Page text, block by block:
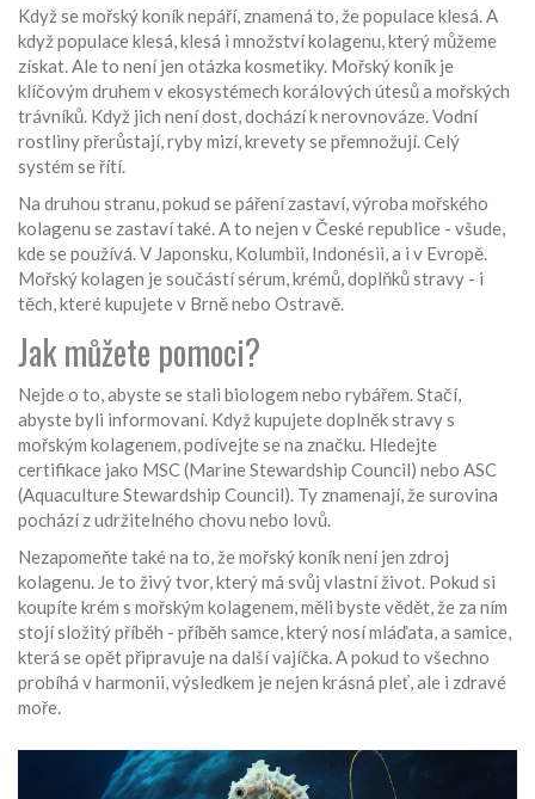
Když se mořský koník nepáří, znamená to, že populace klesá. A
když populace klesá, klesá i množství kolagenu, který můžeme
získat. Ale to není jen otázka kosmetiky. Mořský koník je
klíčovým druhem v ekosystémech korálových útesů a mořských
trávníků. Když jich není dost, dochází k nerovnováze. Vodní
rostliny přerůstají, ryby mizí, krevety se přemnožují. Celý
systém se řítí.
Na druhou stranu, pokud se páření zastaví, výroba mořského
kolagenu se zastaví také. A to nejen v České republice - všude,
kde se používá. V Japonsku, Kolumbii, Indonésii, a i v Evropě.
Mořský kolagen je součástí sérum, krémů, doplňků stravy - i
těch, které kupujete v Brně nebo Ostravě.
Jak můžete pomoci?
Nejde o to, abyste se stali biologem nebo rybářem. Stačí,
abyste byli informovaní. Když kupujete doplněk stravy s
mořským kolagenem, podívejte se na značku. Hledejte
certifikace jako MSC (Marine Stewardship Council) nebo ASC
(Aquaculture Stewardship Council). Ty znamenají, že surovina
pochází z udržitelného chovu nebo lovů.
Nezapomeňte také na to, že mořský koník není jen zdroj
kolagenu. Je to živý tvor, který má svůj vlastní život. Pokud si
koupíte krém s mořským kolagenem, měli byste vědět, že za ním
stojí složitý příběh - příběh samce, který nosí mláďata, a samice,
která se opět připravuje na další vajíčka. A pokud to všechno
probíhá v harmonii, výsledkem je nejen krásná pleť, ale i zdravé
moře.